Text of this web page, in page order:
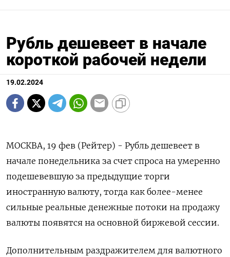
Рубль дешевеет в начале
короткой рабочей недели
19.02.2024
МОСКВА, 19 фев (Рейтер) - Рубль дешевеет в
начале понедельника за счет спроса на умеренно
подешевевшую за предыдущие торги
иностранную валюту, тогда как более-менее
сильные реальные денежные потоки на продажу
валюты появятся на основной биржевой сессии.
Дополнительным раздражителем для валютного